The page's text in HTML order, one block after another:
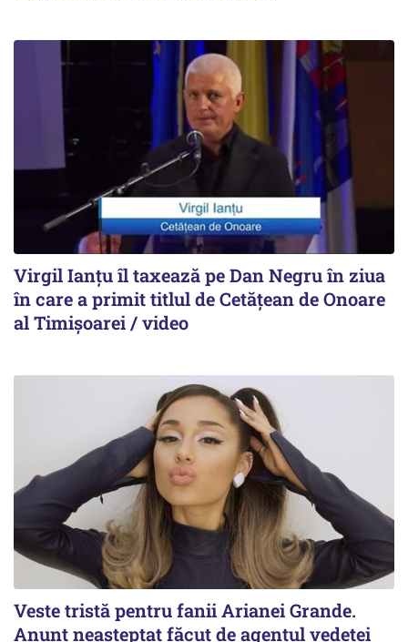
Virgil Ianțu îl taxează pe Dan Negru în ziua
în care a primit titlul de Cetățean de Onoare
al Timișoarei / video
Veste tristă pentru fanii Arianei Grande.
Anunț neașteptat făcut de agentul vedetei